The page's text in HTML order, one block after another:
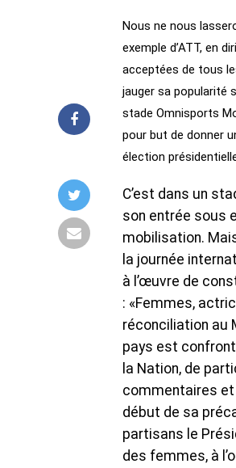
Nous ne nous
exemple d’ATT, en
acceptées de tous
jauger sa popularité
stade Omnisports
pour but de donner
élection
C’est dans un
son entrée sous
mobilisation.
la journée
à l’œuvre de
: «Femmes,
réconciliation au
pays est
la Nation, de
commentaires et
début de sa
partisans le
des femmes, à